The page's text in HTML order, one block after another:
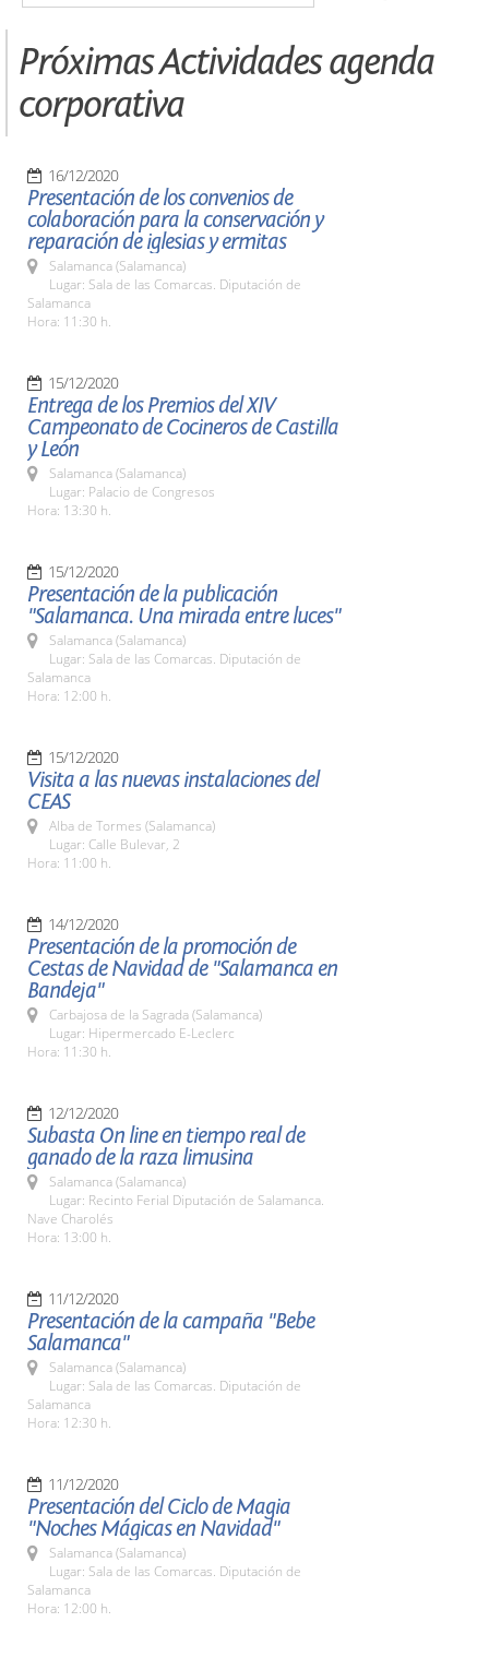
Próximas Actividades agenda
corporativa
16/12/2020
Presentación de los convenios de
colaboración para la conservación y
reparación de iglesias y ermitas
Salamanca (Salamanca)
Lugar: Sala de las Comarcas. Diputación de
Salamanca
Hora: 11:30 h.
15/12/2020
Entrega de los Premios del XIV
Campeonato de Cocineros de Castilla
y León
Salamanca (Salamanca)
Lugar: Palacio de Congresos
Hora: 13:30 h.
15/12/2020
Presentación de la publicación
"Salamanca. Una mirada entre luces"
Salamanca (Salamanca)
Lugar: Sala de las Comarcas. Diputación de
Salamanca
Hora: 12:00 h.
15/12/2020
Visita a las nuevas instalaciones del
CEAS
Alba de Tormes (Salamanca)
Lugar: Calle Bulevar, 2
Hora: 11:00 h.
14/12/2020
Presentación de la promoción de
Cestas de Navidad de "Salamanca en
Bandeja"
Carbajosa de la Sagrada (Salamanca)
Lugar: Hipermercado E-Leclerc
Hora: 11:30 h.
12/12/2020
Subasta On line en tiempo real de
ganado de la raza limusina
Salamanca (Salamanca)
Lugar: Recinto Ferial Diputación de Salamanca.
Nave Charolés
Hora: 13:00 h.
11/12/2020
Presentación de la campaña "Bebe
Salamanca"
Salamanca (Salamanca)
Lugar: Sala de las Comarcas. Diputación de
Salamanca
Hora: 12:30 h.
11/12/2020
Presentación del Ciclo de Magia
"Noches Mágicas en Navidad"
Salamanca (Salamanca)
Lugar: Sala de las Comarcas. Diputación de
Salamanca
Hora: 12:00 h.